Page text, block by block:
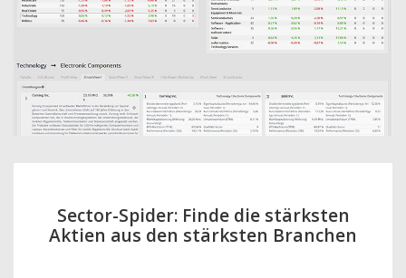
Sector-Spider: Finde die stärksten
Aktien aus den stärksten Branchen